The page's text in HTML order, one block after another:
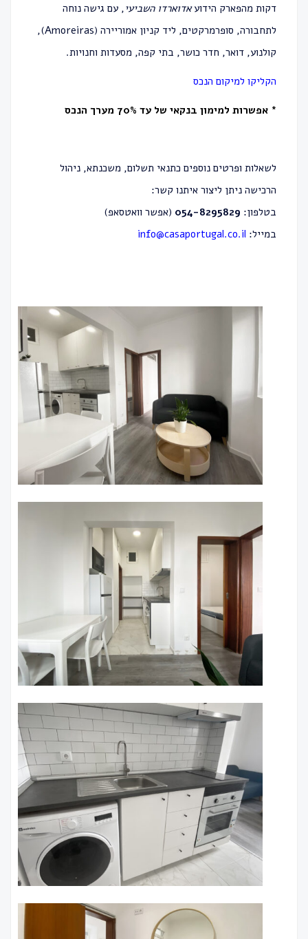
דקות מהפארק הידועאדוארדו השביעי, עם גישה נוחה
לתחבורה, סופרמרקטים, ליד קניון אמוריירה (Amoreiras),
קולנוע, דואר, חדר כושר, בתי קפה, מסעדות וחנויות.
הקליקו למיקום הנכס
* אפשרות למימון בנקאי של עד 70% מערך הנכס
לשאלות ופרטים נוספים כתנאי תשלום, משכנתא, ניהול
הרכישה ניתן ליצור איתנו קשר:
בטלפון: 054-8295829 (אפשר וואטסאפ)
במייל: info@casaportugal.co.il